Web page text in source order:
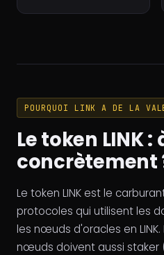
POURQUOI LINK A DE LA
Le token LINK
concrètement
Le token LINK est le
protocoles qui utilisent les
les nœuds d'oracles en
nœuds doivent aussi staker